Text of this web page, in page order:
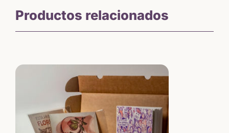
Productos relacionados